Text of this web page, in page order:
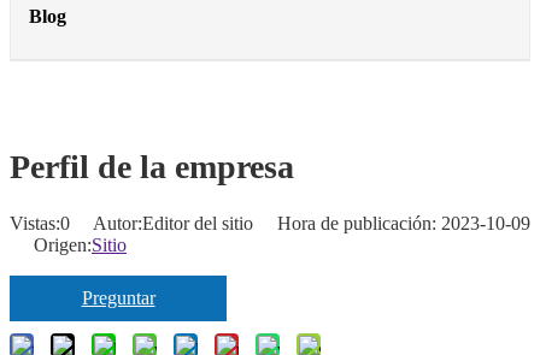
Blog
Perfil de la empresa
Vistas:0 Autor:Editor del sitio Hora de publicación: 2023-10-09
Origen:Sitio
Preguntar